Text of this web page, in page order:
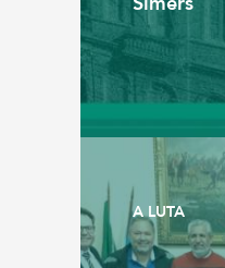
A LUTA